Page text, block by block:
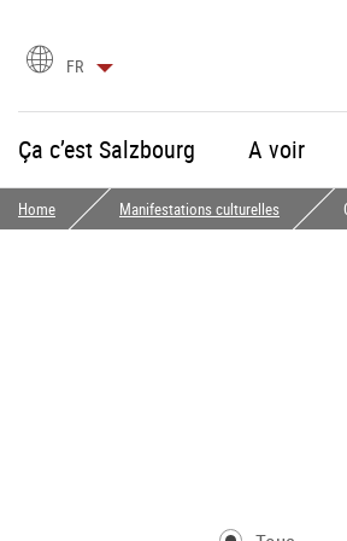
Choix
la
langue
FR
Ça c’est Salzbourg A voir
Home Manifestations culturelles